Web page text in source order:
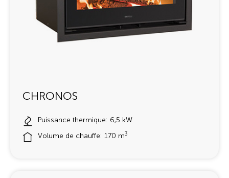
CHRONOS
Puissance thermique: 6,5 kW
Volume de chauffe: 170 m3